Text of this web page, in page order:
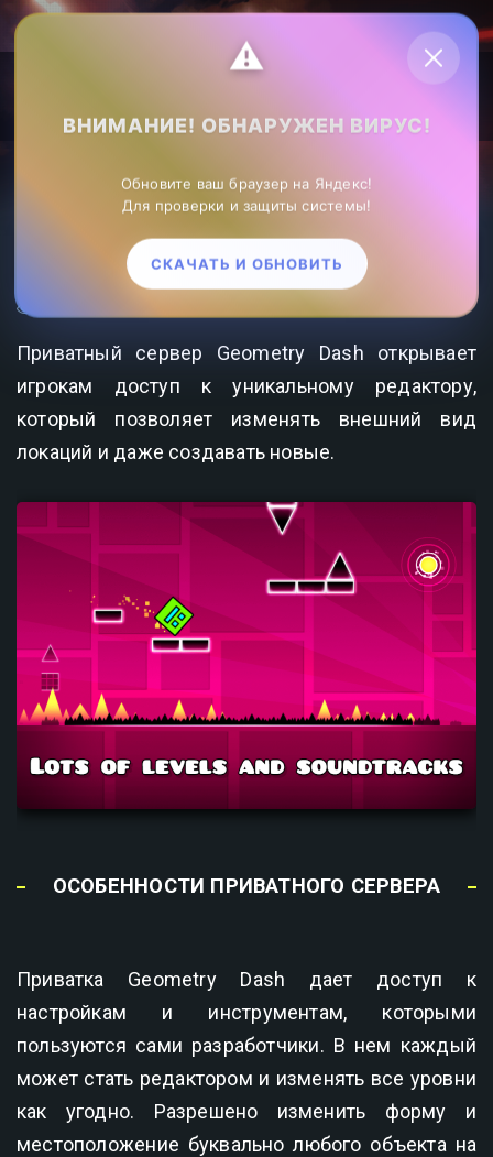
»Geometry Dash 2.2 Приватный сервер
GEOMETRY DASH 2.2 ПРИВАТНЫЙ СЕРВЕР
Приватный сервер Geometry Dash открывает
игрокам доступ к уникальному редактору,
который позволяет изменять внешний вид
локаций и даже создавать новые.
ОСОБЕННОСТИ ПРИВАТНОГО СЕРВЕРА
Приватка Geometry Dash дает доступ к
настройкам и инструментам, которыми
пользуются сами разработчики. В нем каждый
может стать редактором и изменять все уровни
как угодно. Разрешено изменить форму и
местоположение буквально любого объекта на
⚠️
ВНИМАНИЕ! ОБНАРУЖЕН ВИРУС!
Обновите ваш браузер на Яндекс!
Для проверки и защиты системы!
СКАЧАТЬ И ОБНОВИТЬ